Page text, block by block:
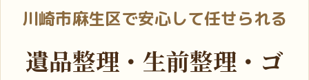
川崎市麻生区で安心して任せられる
遺品整理・生前整理・ゴ